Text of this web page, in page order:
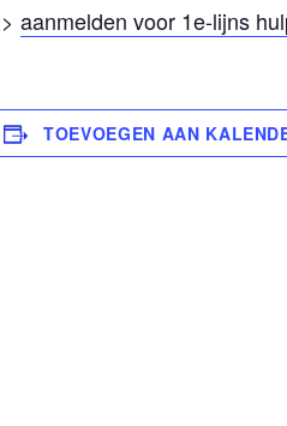
aanmelden voor 1e-lijns
TOEVOEGEN AAN